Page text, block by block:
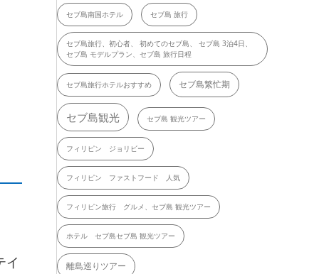
イ
セブ島南国ホテル セブ島 旅行
セブ島旅行、初心者、 初めてのセブ島、 セブ島 3泊4日、
セブ島 モデルプラン、セブ島 旅行日程
セブ島旅行ホテルおすすめ セブ島繁忙期
セブ島観光 セブ島 観光ツアー
フィリピン ジョリビー
フィリピン ファストフード 人気
フィリピン旅行 グルメ、セブ島 観光ツアー
ホテル セブ島セブ島 観光ツアー
離島巡りツアー